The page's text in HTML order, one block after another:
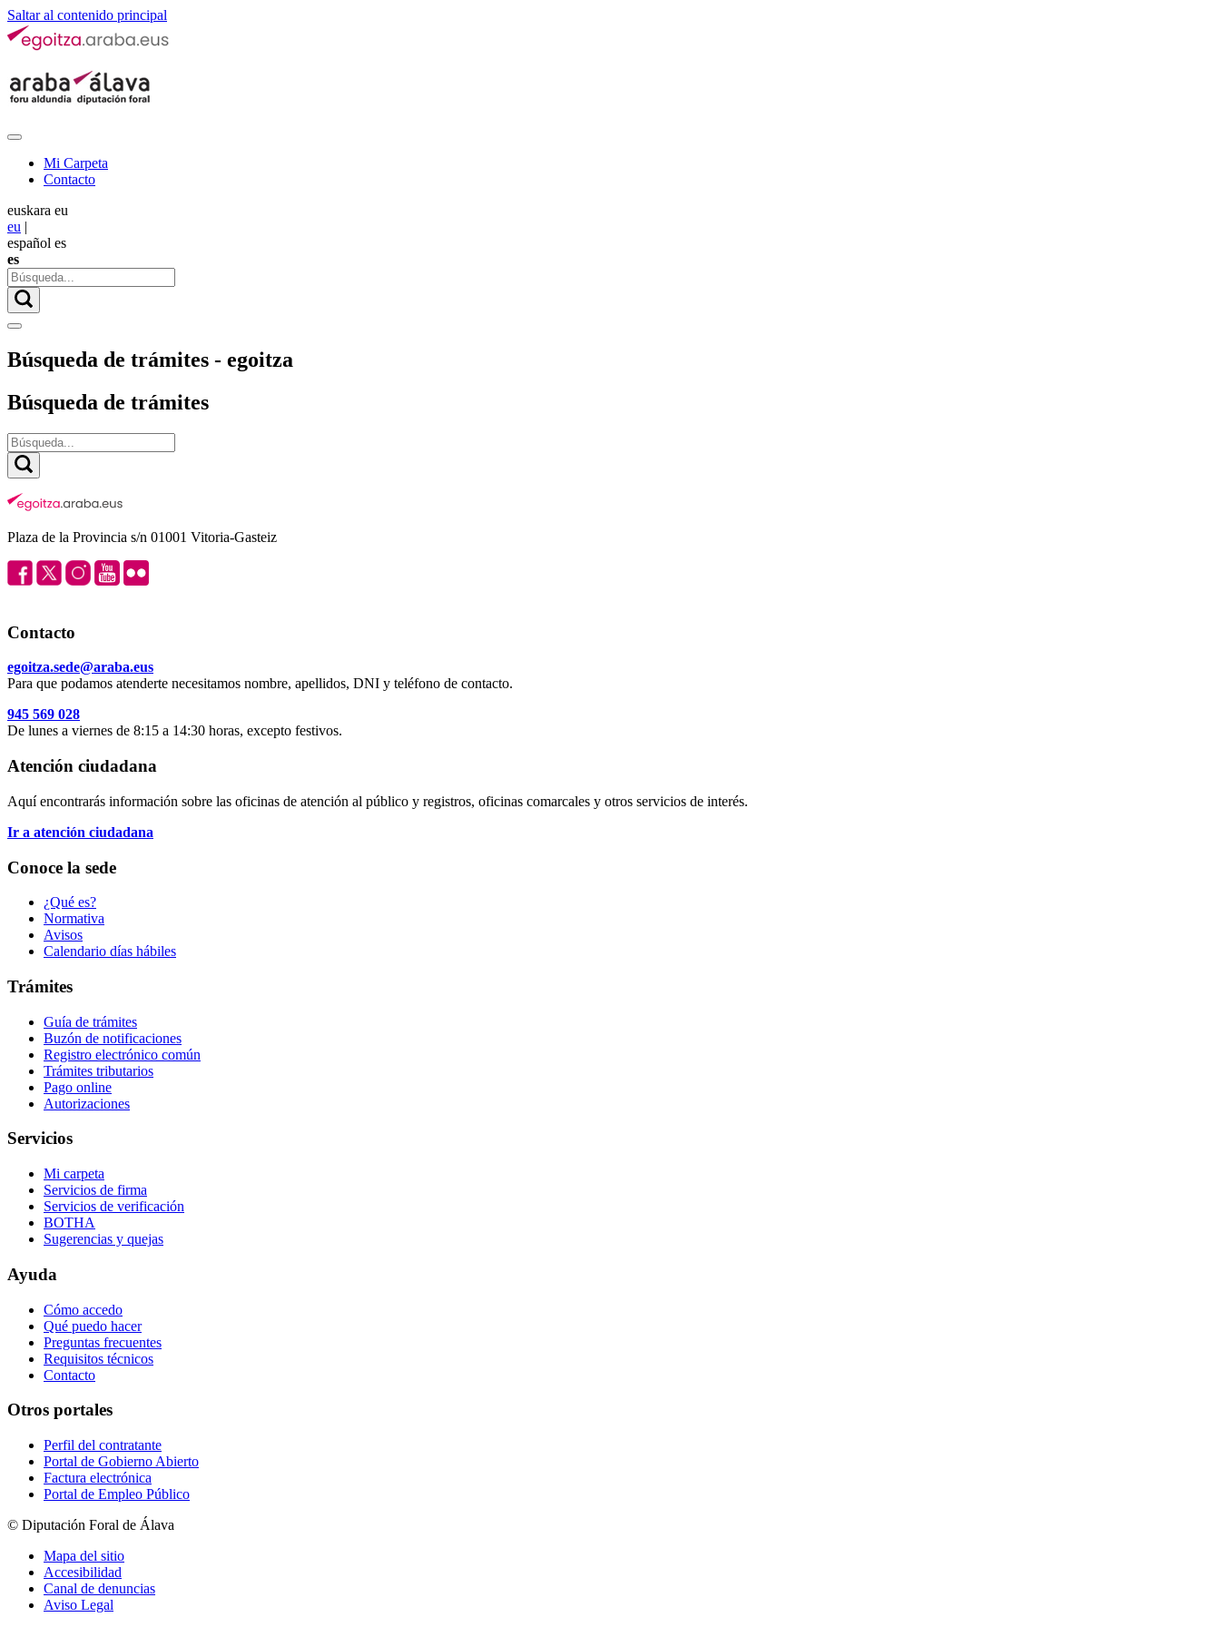
Saltar al contenido principal
Mi Carpeta
Contacto
euskara eu
eu |
español es
es
Búsqueda de trámites - egoitza
Búsqueda de trámites
Plaza de la Provincia s/n 01001 Vitoria-Gasteiz
Contacto
egoitza.sede@araba.eus
Para que podamos atenderte necesitamos nombre, apellidos, DNI y teléfono de contacto.
945 569 028
De lunes a viernes de 8:15 a 14:30 horas, excepto festivos.
Atención ciudadana
Aquí encontrarás información sobre las oficinas de atención al público y registros, oficinas comarcales y otros servicios de interés.
Ir a atención ciudadana
Conoce la sede
¿Qué es?
Normativa
Avisos
Calendario días hábiles
Trámites
Guía de trámites
Buzón de notificaciones
Registro electrónico común
Trámites tributarios
Pago online
Autorizaciones
Servicios
Mi carpeta
Servicios de firma
Servicios de verificación
BOTHA
Sugerencias y quejas
Ayuda
Cómo accedo
Qué puedo hacer
Preguntas frecuentes
Requisitos técnicos
Contacto
Otros portales
Perfil del contratante
Portal de Gobierno Abierto
Factura electrónica
Portal de Empleo Público
© Diputación Foral de Álava
Mapa del sitio
Accesibilidad
Canal de denuncias
Aviso Legal